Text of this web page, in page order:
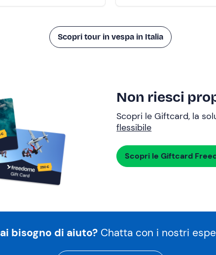
Scopri tour in vespa in Italia
Non riesci
Scopri le Giftcard, la
flessibile
Scopri le Giftcard
bisogno di aiuto? Chatta con i nostri